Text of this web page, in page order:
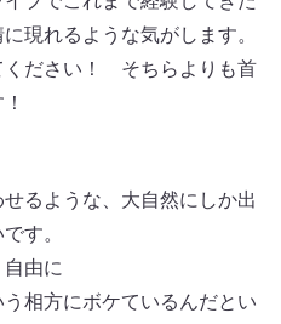
現れるような気がします。
ください！ そちらよりも首
るような、大自然にしか出
す。
由に
相方にボケているんだとい